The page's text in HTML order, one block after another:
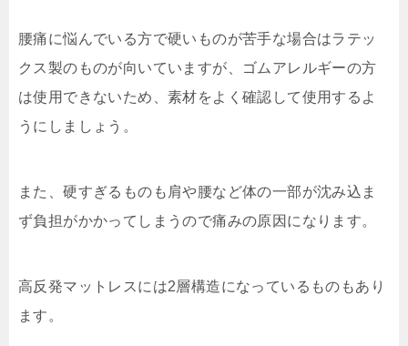
腰痛に悩んでいる方で硬いものが苦手な場合はラテッ
クス製のものが向いていますが、ゴムアレルギーの方
は使用できないため、素材をよく確認して使用するよ
うにしましょう。
また、硬すぎるものも肩や腰など体の一部が沈み込ま
ず負担がかかってしまうので痛みの原因になります。
高反発マットレスには2層構造になっているものもあり
ます。